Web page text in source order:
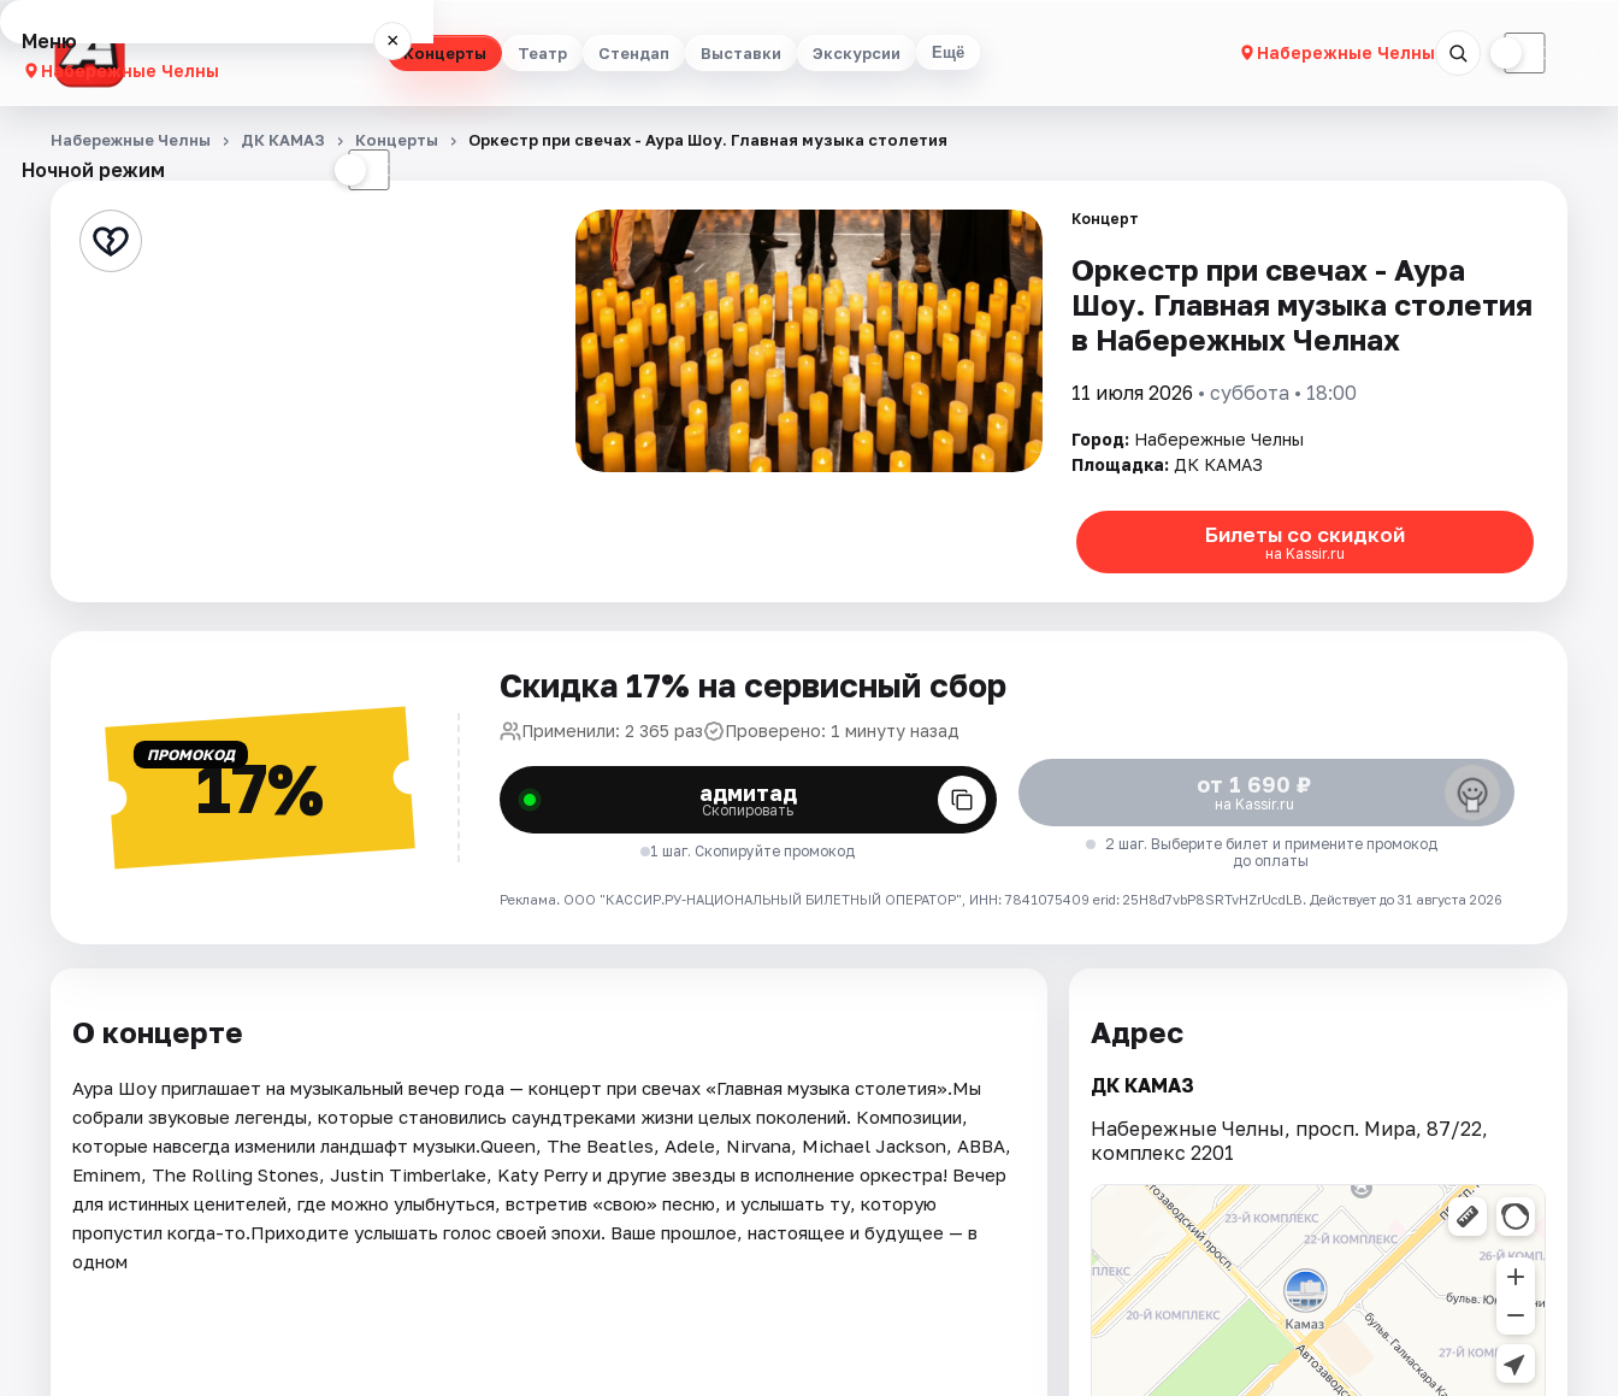
Концерты Театр Стендап Выставки Экскурсии Ещё Набережные Челны ☾
Меню ×
Набережные Челны
Концерты
Стендап
Артисты
Ночной режим ☾
Набережные Челны ДК КАМАЗ Концерты Оркестр при свечах - Аура Шоу. Главная музыка столетия
Концерт
Оркестр при свечах - Аура
Шоу. Главная музыка столетия
в Набережных Челнах
11 июля 2026 • суббота • 18:00
Город: Набережные Челны
Площадка: ДК КАМАЗ
Билеты со скидкой
на Kassir.ru
ПРОМОКОД17%
Скидка 17% на сервисный сбор
Применили: 2 365 раз Проверено: 1 минуту назад
адмитад
Скопировать
1 шаг. Скопируйте промокод
от 1 690 ₽
на Kassir.ru
2 шаг. Выберите билет и примените промокод
до оплаты
Реклама. ООО "КАССИР.РУ-НАЦИОНАЛЬНЫЙ БИЛЕТНЫЙ ОПЕРАТОР", ИНН: 7841075409 erid: 25H8d7vbP8SRTvHZrUcdLB. Действует до 31 августа 2026
О концерте
Аура Шоу приглашает на музыкальный вечер года — концерт при свечах «Главная музыка столетия».Мы
собрали звуковые легенды, которые становились саундтреками жизни целых поколений. Композиции,
которые навсегда изменили ландшафт музыки.Queen, The Beatles, Adele, Nirvana, Michael Jackson, АBBA,
Eminem, The Rolling Stones, Justin Timberlake, Katy Perry и другие звезды в исполнение оркестра! Вечер
для истинных ценителей, где можно улыбнуться, встретив «свою» песню, и услышать ту, которую
пропустил когда-то.Приходите услышать голос своей эпохи. Ваше прошлое, настоящее и будущее — в
одном
Адрес
ДК КАМАЗ
Набережные Челны, просп. Мира, 87/22,
комплекс 2201